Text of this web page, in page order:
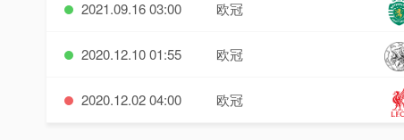
2021.09.16 03:00 欧冠
2020.12.10 01:55 欧冠
2020.12.02 04:00 欧冠